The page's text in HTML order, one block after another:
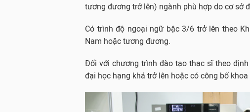
tương đương trở lên) ngành phù hợp do cơ sở
Có trình độ ngoại ngữ bậc 3/6 trở lên theo
Nam hoặc tương đương.
Đối với chương trình đào tạo thạc sĩ theo
đại học hạng khá trở lên hoặc có công bố